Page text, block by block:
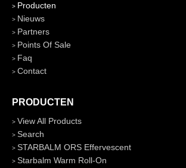
Producten
Nieuws
Partners
Points Of Sale
Faq
Contact
PRODUCTEN
View All Products
Search
STARBALM ORS Effervescent
Starbalm Warm Roll-On